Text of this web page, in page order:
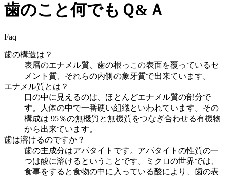
歯のこと何でもＱ&Ａ
Faq
歯の構造は？
表層のエナメル質、歯の根っこの表面を覆っているセ
メント質、それらの内側の象牙質で出来ています。
エナメル質とは？
口の中に見えるのは、ほとんどエナメル質の部分で
す。人体の中で一番硬い組織といわれています。その
構成は 95％の無機質と無機質をつなぎ合わせる有機物
から出来ています。
歯は溶けるのですか？
歯の主成分はアパタイトです。アパタイトの性質の一
つは酸に溶けるということです。ミクロの世界では、
食事をすると食物の中に入っている酸により、歯の表